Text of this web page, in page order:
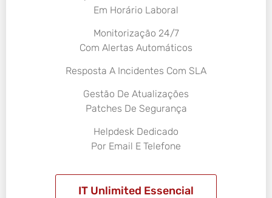
Em Horário Laboral
Monitorização 24/7
Com Alertas Automáticos
Resposta A Incidentes Com SLA
Gestão De Atualizações
Patches De Segurança
Helpdesk Dedicado
Por Email E Telefone
IT Unlimited Essencial